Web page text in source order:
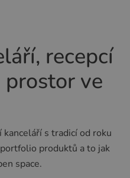
recepcí
prostor ve
s tradicí od roku
produktů a to jak
space.